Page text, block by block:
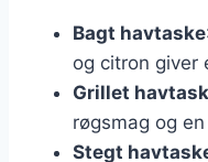
Bagt havtaske
og citron giver
Grillet
røgsmag og
Stegt